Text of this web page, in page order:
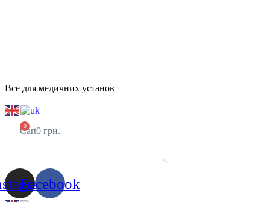
Все для медичних установ
0 грн.
0
Cart
Facebook